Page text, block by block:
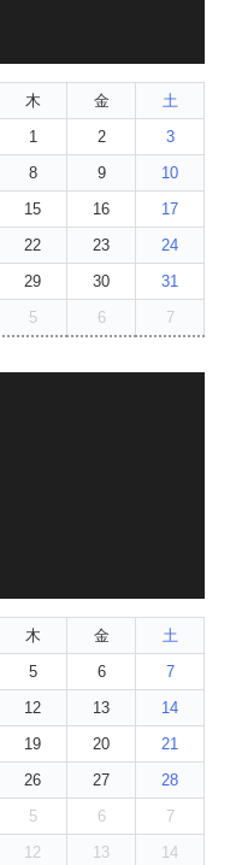
木 金
土
1 2
3
8 9
10
15 16
17
22 23
24
29 30
31
5 6 7
木 金
土
5 6
7
12 13
14
19 20
21
26 27
28
5 6
7
12 13 14